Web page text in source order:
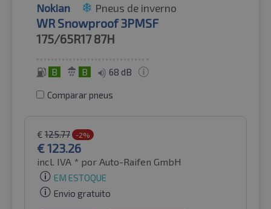
Nokian Pneus de inverno
WR Snowproof 3PMSF
175/65R17 87H
B B 68 dB
Comparar pneus
€ 125.77 -2%
€123.26
incl. IVA * por Auto-Raifen GmbH
EM ESTOQUE
Envio gratuito